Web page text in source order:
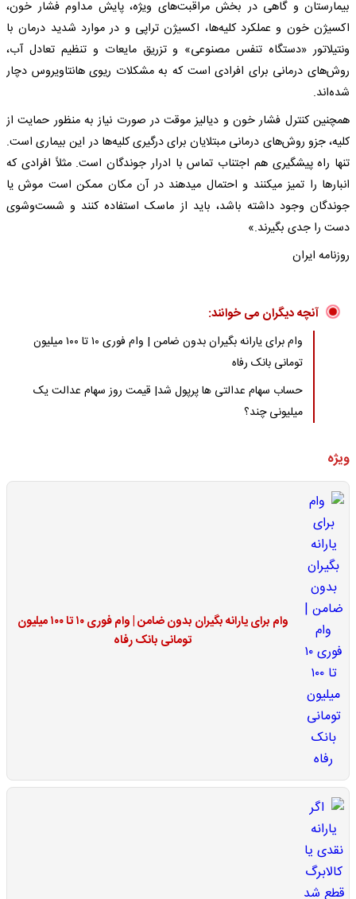
بیمارستان و گاهی در بخش مراقبت‌های ویژه، پایش مداوم فشار خون،
اکسیژن خون و عملکرد کلیه‌ها، اکسیژن تراپی و در موارد شدید درمان با
ونتیلاتور «دستگاه تنفس مصنوعی» و تزریق مایعات و تنظیم تعادل آب،
روش‌های درمانی برای افرادی است که به مشکلات ریوی هانتاویروس دچار
شده‌اند.
همچنین کنترل فشار خون و دیالیز موقت در صورت نیاز به منظور حمایت از
کلیه، جزو روش‌های درمانی مبتلایان برای درگیری کلیه‌ها در این بیماری است.
تنها راه پیشگیری هم اجتناب تماس با ادرار جوندگان است. مثلاً افرادی که
انبارها را تمیز می‎کنند و احتمال می‎دهند در آن مکان ممکن است موش یا
جوندگان وجود داشته باشد، باید از ماسک استفاده کنند و شست‌وشوی
دست را جدی بگیرند.»
روزنامه ایران
آنچه دیگران می خوانند:
وام برای یارانه بگیران بدون ضامن | وام فوری ۱۰ تا ۱۰۰ میلیون
تومانی بانک رفاه
حساب سهام عدالتی ها پرپول شد| قیمت روز سهام عدالت یک
میلیونی چند؟
ویژه
وام برای یارانه بگیران بدون ضامن | وام فوری ۱۰ تا ۱۰۰ میلیون
تومانی بانک رفاه